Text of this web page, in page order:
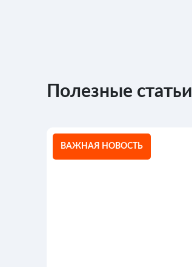
Полезные статьи
ВАЖНАЯ НОВОСТЬ